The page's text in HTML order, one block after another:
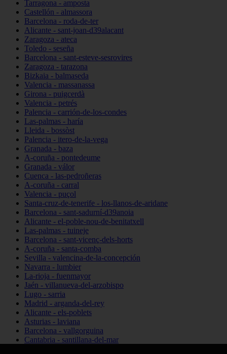
Tarragona - amposta
Castellón - almassora
Barcelona - roda-de-ter
Alicante - sant-joan-d39alacant
Zaragoza - ateca
Toledo - seseña
Barcelona - sant-esteve-sesrovires
Zaragoza - tarazona
Bizkaia - balmaseda
Valencia - massanassa
Girona - puigcerdà
Valencia - petrés
Palencia - carrión-de-los-condes
Las-palmas - haría
Lleida - bossòst
Palencia - itero-de-la-vega
Granada - baza
A-coruña - pontedeume
Granada - válor
Cuenca - las-pedroñeras
A-coruña - carral
Valencia - puçol
Santa-cruz-de-tenerife - los-llanos-de-aridane
Barcelona - sant-sadurní-d39anoia
Alicante - el-poble-nou-de-benitatxell
Las-palmas - tuineje
Barcelona - sant-vicenç-dels-horts
A-coruña - santa-comba
Sevilla - valencina-de-la-concepción
Navarra - lumbier
La-rioja - fuenmayor
Jaén - villanueva-del-arzobispo
Lugo - sarria
Madrid - arganda-del-rey
Alicante - els-poblets
Asturias - laviana
Barcelona - vallgorguina
Cantabria - santillana-del-mar